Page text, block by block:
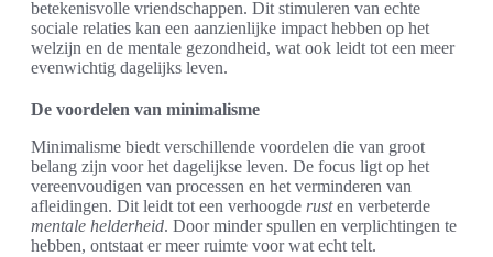
betekenisvolle vriendschappen. Dit stimuleren van echte
sociale relaties kan een aanzienlijke impact hebben op het
welzijn en de mentale gezondheid, wat ook leidt tot een meer
evenwichtig dagelijks leven.
De voordelen van minimalisme
Minimalisme biedt verschillende voordelen die van groot
belang zijn voor het dagelijkse leven. De focus ligt op het
vereenvoudigen van processen en het verminderen van
afleidingen. Dit leidt tot een verhoogde rusten verbeterde
mentale helderheid. Door minder spullen en verplichtingen te
hebben, ontstaat er meer ruimte voor wat echt telt.